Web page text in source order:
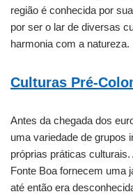
região é conhecida por
por ser o lar de diversas
harmonia com a natureza.
Culturas Pré-
Antes da chegada dos
uma variedade de grupos
próprias práticas
Fonte Boa fornecem uma
até então era